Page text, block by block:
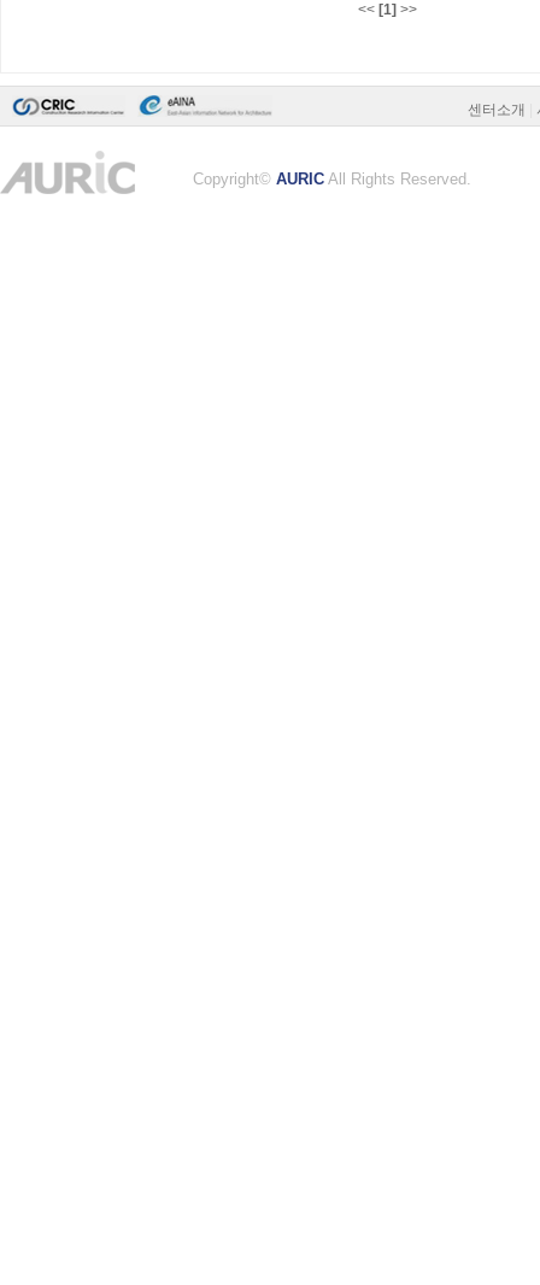
<< [1] >>
센터소개
Copyright© AURIC All Rights Reserved.